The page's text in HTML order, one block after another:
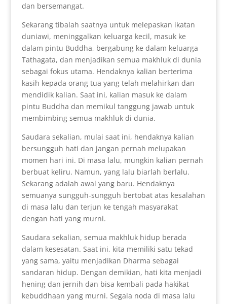
dan bersemangat.
Sekarang tibalah saatnya untuk melepaskan ikatan
duniawi, meninggalkan keluarga kecil, masuk ke
dalam pintu Buddha, bergabung ke dalam keluarga
Tathagata, dan menjadikan semua makhluk di dunia
sebagai fokus utama. Hendaknya kalian berterima
kasih kepada orang tua yang telah melahirkan dan
mendidik kalian. Saat ini, kalian masuk ke dalam
pintu Buddha dan memikul tanggung jawab untuk
membimbing semua makhluk di dunia.
Saudara sekalian, mulai saat ini, hendaknya kalian
bersungguh hati dan jangan pernah melupakan
momen hari ini. Di masa lalu, mungkin kalian pernah
berbuat keliru. Namun, yang lalu biarlah berlalu.
Sekarang adalah awal yang baru. Hendaknya
semuanya sungguh-sungguh bertobat atas kesalahan
di masa lalu dan terjun ke tengah masyarakat
dengan hati yang murni.
Saudara sekalian, semua makhluk hidup berada
dalam kesesatan. Saat ini, kita memiliki satu tekad
yang sama, yaitu menjadikan Dharma sebagai
sandaran hidup. Dengan demikian, hati kita menjadi
hening dan jernih dan bisa kembali pada hakikat
kebuddhaan yang murni. Segala noda di masa lalu